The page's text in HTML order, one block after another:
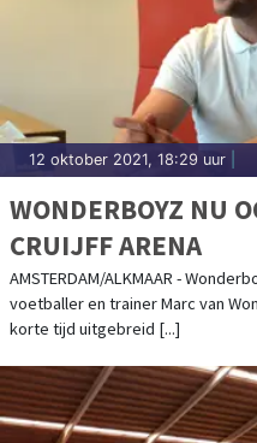
12 oktober 2021, 18:29 uur
WONDERBOYZ NU
CRUIJFF ARENA
AMSTERDAM/ALKMAAR -
voetballer en trainer Marc van
korte tijd uitgebreid [...]